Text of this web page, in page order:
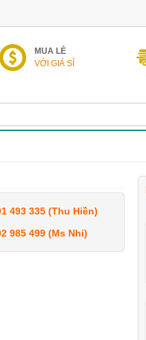
MUA LẺ
VỚI GIÁ SỈ
493 335 (Thu Hiền)
985 499 (Ms Nhi)